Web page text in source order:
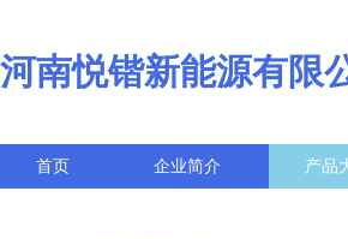
河南悦锴新能源有限
首页 企业简介 产品